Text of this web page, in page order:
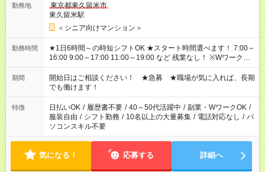
勤務地
東京都東久留米市
東久留米駅
＜シニア向けマンション＞
勤務時間
★1日6時間～の時短シフトOK ★スタート時間選べます！ 7:00～
16:00 9:00～17:00 11:00～19:00 など 残業なし！ ※Wワークの
場合、他のお仕事と合わせ週40時間超の就業はご案内できませ
ん ※法令に基づき、週20時間以上勤務は社会保険への加入対象
となります ※労働者派遣法（日雇い派遣の原則禁止）により、
短時間・短期間の就業はご案内が難しい場合があります
期間
開始日はご相談ください！ ★急募 ★職場が気に入れば、長期
でも働けます！
特徴 日払いOK / 履歴書不要 / 40～50代活躍中 / 副業・WワークOK /
服装自由 / シフト勤務 / 10名以上の大量募集 / 電話対応なし / パ
ソコンスキル不要
気になる！ 応募する 詳細へ